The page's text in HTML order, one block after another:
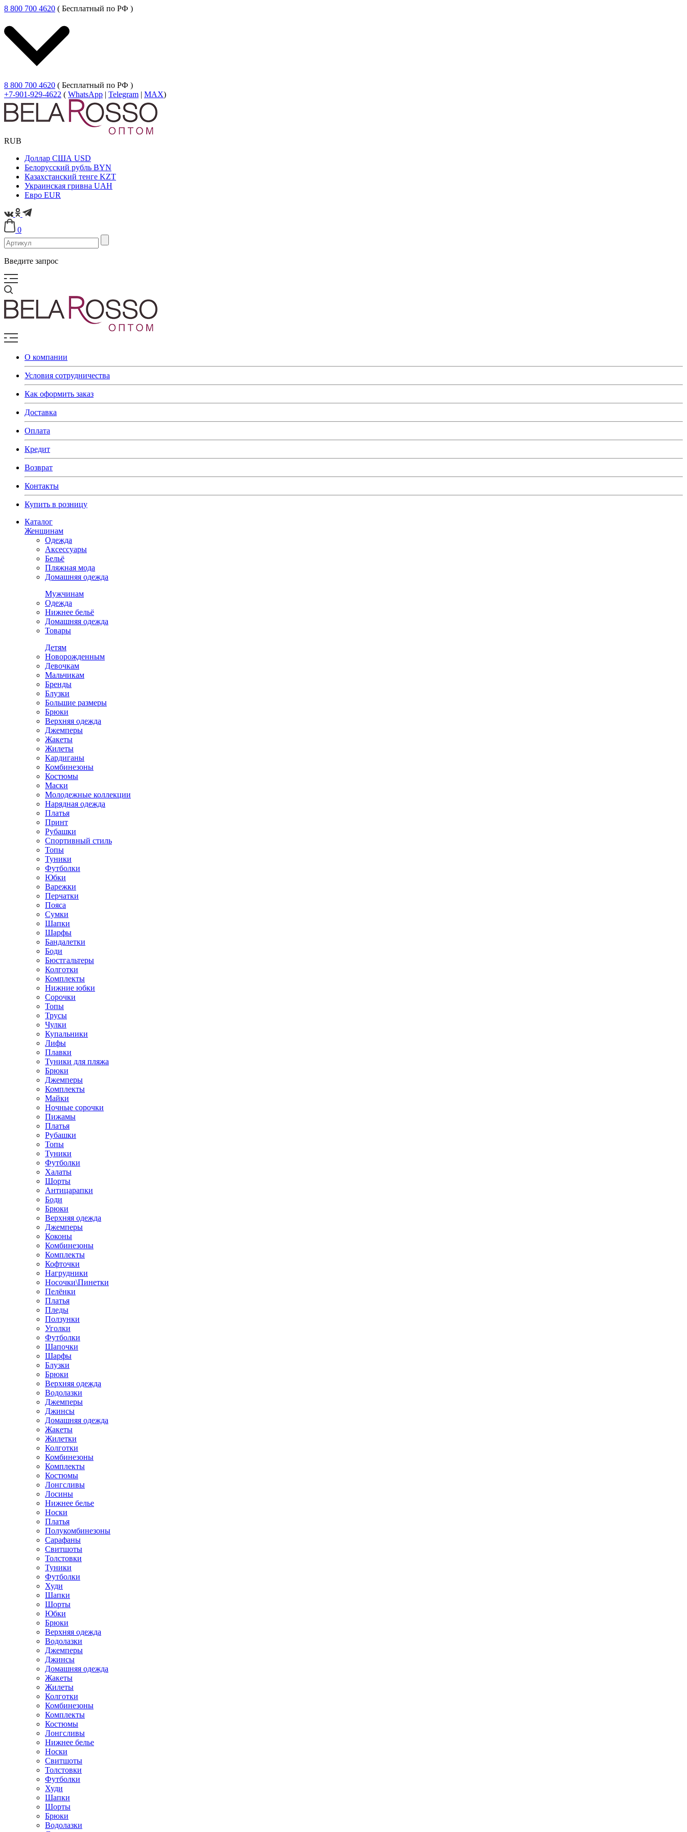
8 800 700 4620 ( Бесплатный по РФ )
8 800 700 4620 ( Бесплатный по РФ )
+7-901-929-4622 ( WhatsApp | Telegram | MAX)
RUB
Доллар США USD
Белорусский рубль BYN
Казахстанский тенге KZT
Украинская гривна UAH
Евро EUR
0
Введите запрос
О компании
Условия сотрудничества
Как оформить заказ
Доставка
Оплата
Кредит
Возврат
Контакты
Купить в розницу
Каталог
Женщинам
Одежда
Аксессуары
Бельё
Пляжная мода
Домашняя одежда
Мужчинам
Одежда
Нижнее бельё
Домашняя одежда
Товары
Детям
Новорожденным
Девочкам
Мальчикам
Бренды
Блузки
Большие размеры
Брюки
Верхняя одежда
Джемперы
Жакеты
Жилеты
Кардиганы
Комбинезоны
Костюмы
Маски
Молодежные коллекции
Нарядная одежда
Платья
Принт
Рубашки
Спортивный стиль
Топы
Туники
Футболки
Юбки
Варежки
Перчатки
Пояса
Сумки
Шапки
Шарфы
Бандалетки
Боди
Бюстгальтеры
Колготки
Комплекты
Нижние юбки
Сорочки
Топы
Трусы
Чулки
Купальники
Лифы
Плавки
Туники для пляжа
Брюки
Джемперы
Комплекты
Майки
Ночные сорочки
Пижамы
Платья
Рубашки
Топы
Туники
Футболки
Халаты
Шорты
Антицарапки
Боди
Брюки
Верхняя одежда
Джемперы
Коконы
Комбинезоны
Комплекты
Кофточки
Нагрудники
Носочки\Пинетки
Пелёнки
Платья
Пледы
Ползунки
Уголки
Футболки
Шапочки
Шарфы
Блузки
Брюки
Верхняя одежда
Водолазки
Джемперы
Джинсы
Домашняя одежда
Жакеты
Жилетки
Колготки
Комбинезоны
Комплекты
Костюмы
Лонгсливы
Лосины
Нижнее белье
Носки
Платья
Полукомбинезоны
Сарафаны
Свитшоты
Толстовки
Туники
Футболки
Худи
Шапки
Шорты
Юбки
Брюки
Верхняя одежда
Водолазки
Джемперы
Джинсы
Домашняя одежда
Жакеты
Жилеты
Колготки
Комбинезоны
Комплекты
Костюмы
Лонгсливы
Нижнее белье
Носки
Свитшоты
Толстовки
Футболки
Худи
Шапки
Шорты
Брюки
Водолазки